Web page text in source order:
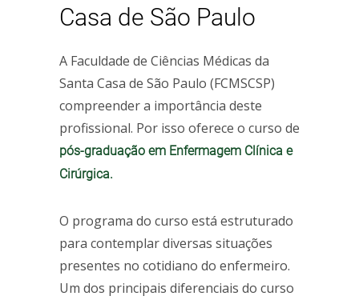
Casa de São Paulo
A Faculdade de Ciências Médicas da
Santa Casa de São Paulo (FCMSCSP)
compreender a importância deste
profissional. Por isso oferece o curso de
pós-graduação em Enfermagem Clínica e
Cirúrgica.
O programa do curso está estruturado
para contemplar diversas situações
presentes no cotidiano do enfermeiro.
Um dos principais diferenciais do curso